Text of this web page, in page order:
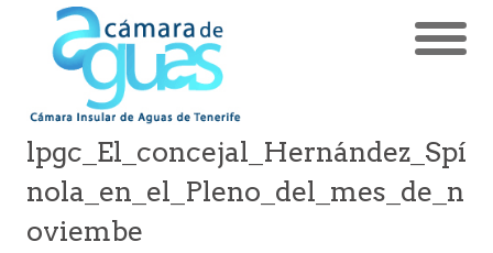
lpgc_El_concejal_Hernández_Spí
nola_en_el_Pleno_del_mes_de_n
oviembe